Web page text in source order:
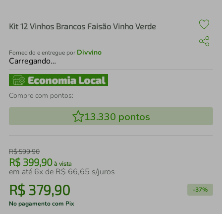
Kit 12 Vinhos Brancos Faisão Vinho Verde
Fornecido e entregue por Divvino
Carregando…
Compre com pontos:
13.330 pontos
R$599,90
R$ 399,90 à vista
em até 6x de R$ 66,65 s/juros
R$ 379,90 -37%
No pagamento com Pix